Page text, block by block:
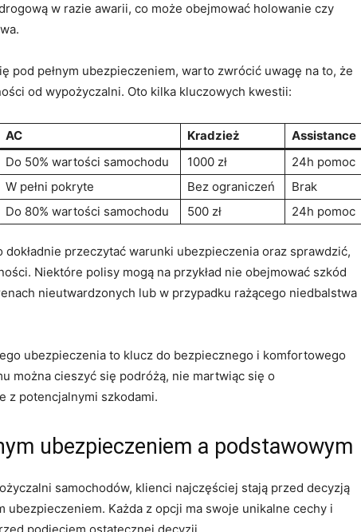
w‍ razie ‍awarii, co może obejmować holowanie czy
pod pełnym ubezpieczeniem, warto‌ zwrócić uwagę na to, że
od wypożyczalni. Oto kilka kluczowych kwestii:
AC Kradzież
Assistance
Do 50% wartości samochodu 1000⁣ zł
24h pomoc
W pełni pokryte Bez ‌ograniczeń
Brak
Do 80% wartości samochodu 500 zł 24h pomoc
przeczytać warunki ubezpieczenia oraz sprawdzić,
Niektóre polisy mogą⁢ na przykład nie obejmować szkód
nieutwardzonych lub w przypadku rażącego niedbalstwa
ubezpieczenia to klucz do‌ bezpiecznego i komfortowego
można cieszyć się podróżą, nie ⁤martwiąc ⁣się o
z potencjalnymi‌ szkodami.
ubezpieczeniem a podstawowym
samochodów, klienci najczęściej stają przed decyzją
ubezpieczeniem. Każda z opcji ma swoje unikalne cechy i